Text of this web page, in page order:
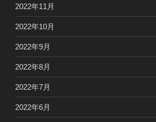
2022年11月
2022年10月
2022年9月
2022年8月
2022年7月
2022年6月